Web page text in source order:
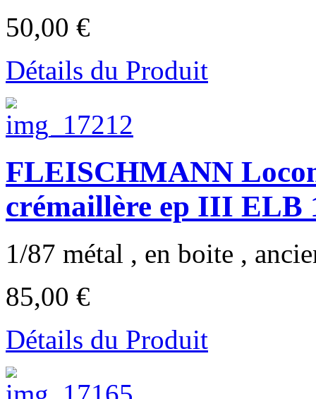
50,00 €
Détails du Produit
FLEISCHMANN
crémaillère ep III ELB
1/87 métal , en boite ,
85,00 €
Détails du Produit